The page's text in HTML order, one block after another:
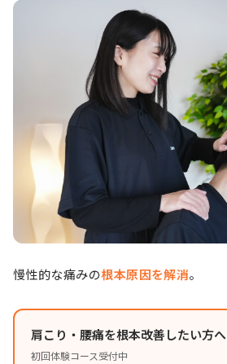
慢性的な痛みの根本原因を解消。
肩こり・腰痛を根本改善したい方へ
初回体験コース受付中